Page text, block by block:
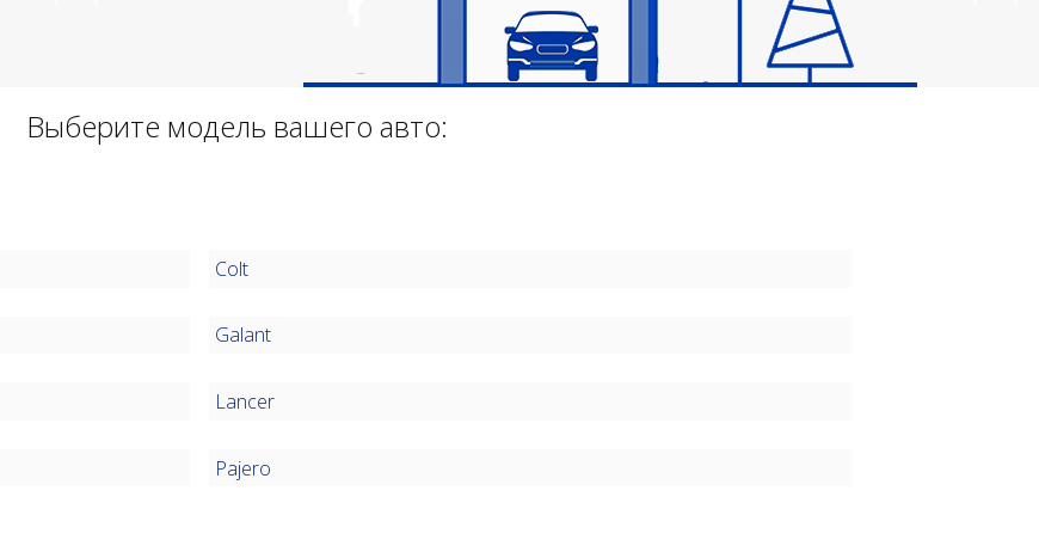
Выберите модель вашего авто:
Colt
Galant
Lancer
Pajero